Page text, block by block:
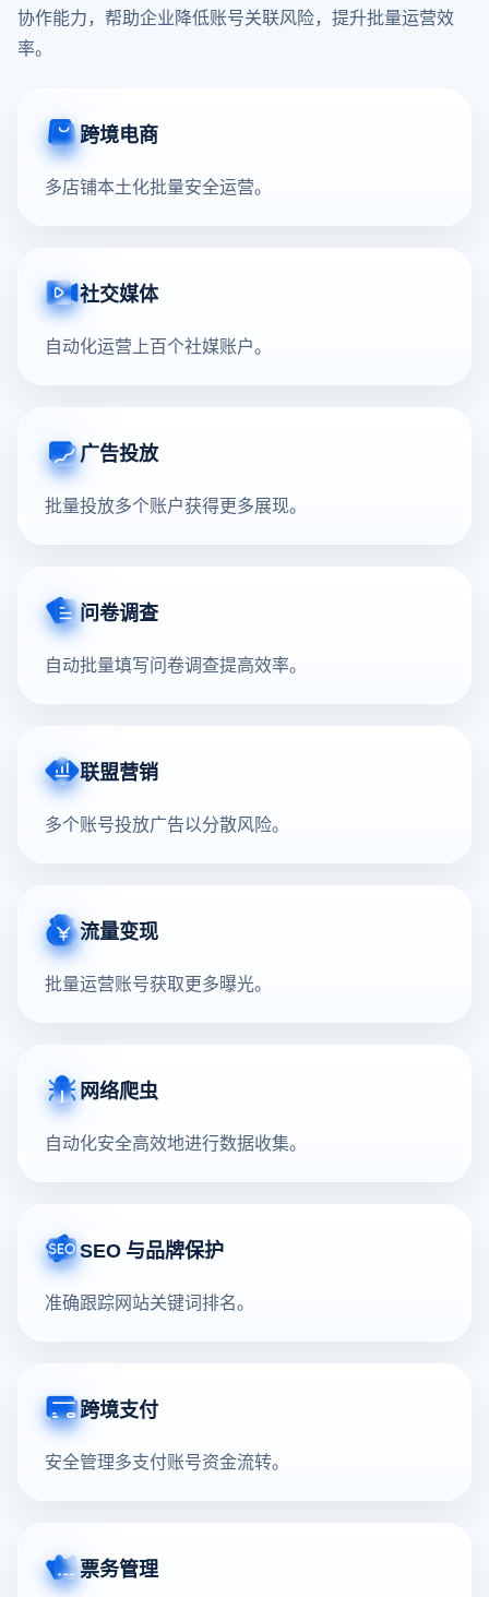
协作能力，帮助企业降低账号关联风险，提升批量运营效
率。
跨境电商
多店铺本土化批量安全运营。
社交媒体
自动化运营上百个社媒账户。
广告投放
批量投放多个账户获得更多展现。
问卷调查
自动批量填写问卷调查提高效率。
联盟营销
多个账号投放广告以分散风险。
流量变现
批量运营账号获取更多曝光。
网络爬虫
自动化安全高效地进行数据收集。
SEO 与品牌保护
准确跟踪网站关键词排名。
跨境支付
安全管理多支付账号资金流转。
票务管理